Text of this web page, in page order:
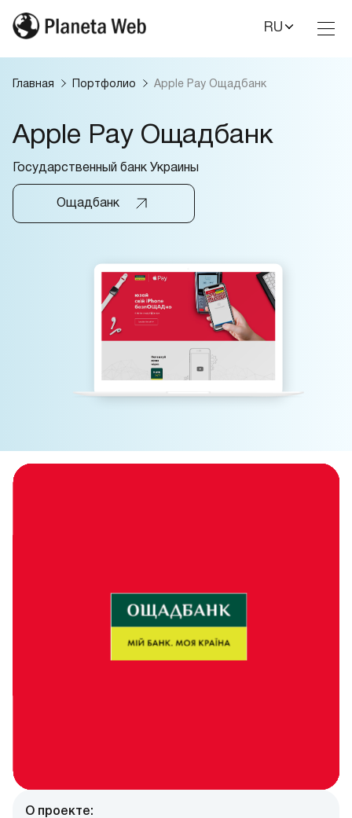
RU
Главная Портфолио Apple Pay Ощадбанк
Apple Pay Ощадбанк
Государственный банк Украины
Ощадбанк
О проекте: